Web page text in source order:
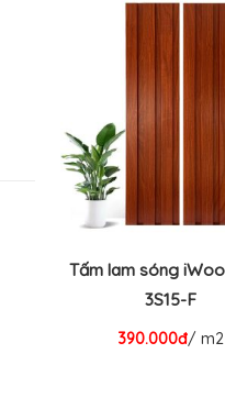
Tấm lam sóng
3S15-F
390.000đ/ m2